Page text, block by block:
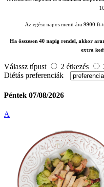
Az egész napos menü ára 9900
Ha összesen 40 napig rendel, akkor
extra
Válassz típust 2 étkezés
Diétás preferenciák
Péntek 07/08/2026
A